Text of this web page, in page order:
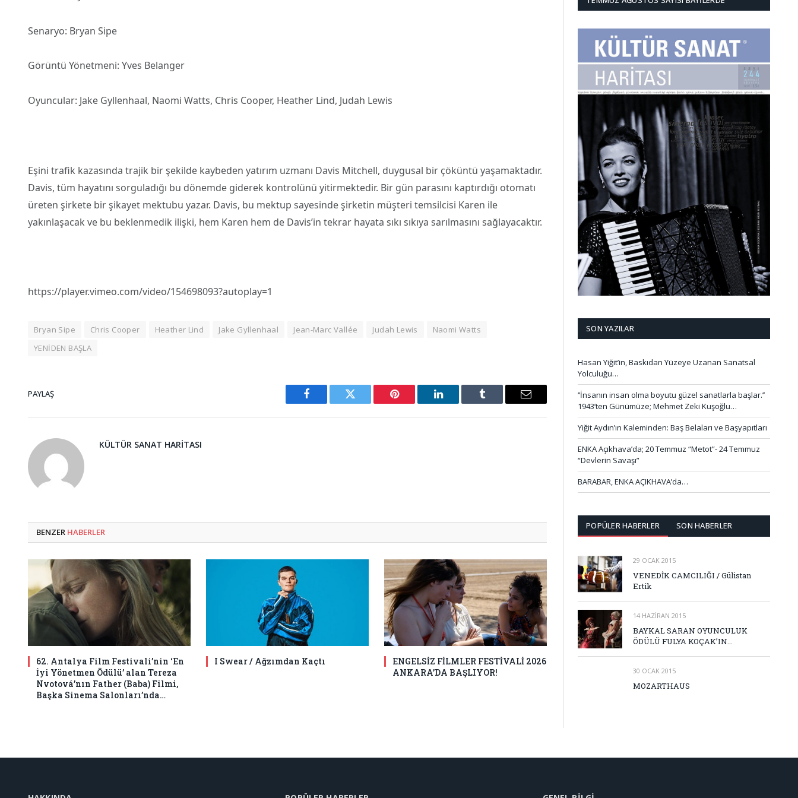
Senaryo: Bryan Sipe
Görüntü Yönetmeni: Yves Belanger
Oyuncular: Jake Gyllenhaal, Naomi Watts, Chris Cooper, Heather Lind, Judah Lewis
Eşini trafik kazasında trajik bir şekilde kaybeden yatırım uzmanı Davis Mitchell, duygusal bir çöküntü yaşamaktadır.
Davis, tüm hayatını sorguladığı bu dönemde giderek kontrolünü yitirmektedir. Bir gün parasını kaptırdığı otomatı
üreten şirkete bir şikayet mektubu yazar. Davis, bu mektup sayesinde şirketin müşteri temsilcisi Karen ile
yakınlaşacak ve bu beklenmedik ilişki, hem Karen hem de Davis’in tekrar hayata sıkı sıkıya sarılmasını sağlayacaktır.
https://player.vimeo.com/video/154698093?autoplay=1
Bryan Sipe Chris Cooper Heather Lind Jake Gyllenhaal Jean-Marc Vallée Judah Lewis
Naomi Watts
YENİDEN BAŞLA
PAYLAŞ
Facebook Twitter Pinterest LinkedIn Tumblr Email
KÜLTÜR SANAT HARITASI
BENZER HABERLER
62. Antalya Film Festivali’nin ‘En
İyi Yönetmen Ödülü’ alan Tereza
Nvotová’nın Father (Baba) Filmi,
Başka Sinema Salonları’nda…
I Swear / Ağzımdan Kaçtı
ENGELSİZ FİLMLER FESTİVALİ 2026
ANKARA’DA BAŞLIYOR!
SON YAZILAR
Hasan Yiğit’in, Baskıdan Yüzeye Uzanan Sanatsal
Yolculuğu…
‘’İnsanın insan olma boyutu güzel sanatlarla başlar.’’
1943’ten Günümüze; Mehmet Zeki Kuşoğlu…
Yiğit Aydın’ın Kaleminden: Baş Belaları ve Başyapıtları
ENKA Açıkhava’da; 20 Temmuz “Metot”- 24 Temmuz
“Devlerin Savaşı”
BARABAR, ENKA AÇIKHAVA’da…
POPÜLER HABERLER SON HABERLER
29 OCAK 2015
VENEDİK CAMCILIĞI / Gülistan
Ertik
14 HAZIRAN 2015
BAYKAL SARAN OYUNCULUK
ÖDÜLÜ FULYA KOÇAK’IN…
30 OCAK 2015
MOZARTHAUS